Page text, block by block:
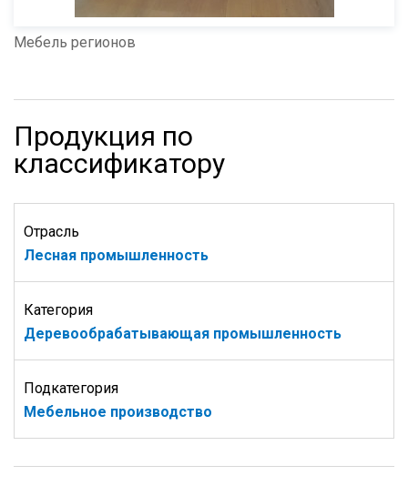
Мебель регионов
Продукция по
классификатору
Отрасль
Лесная промышленность
Категория
Деревообрабатывающая промышленность
Подкатегория
Мебельное производство